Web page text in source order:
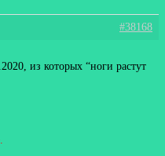
#38168
из которых “ноги растут